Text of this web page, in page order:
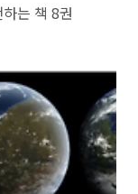
는 책 8권